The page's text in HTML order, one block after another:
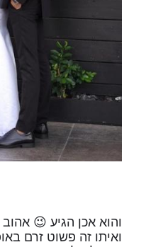
והוא אכן הגיע 😉
ואיתו זה פשוט זרם